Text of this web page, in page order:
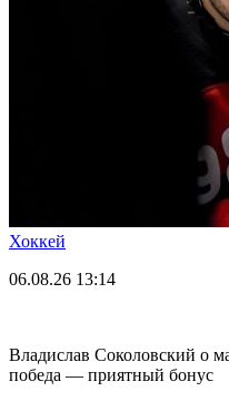
Хоккей
06.08.26 13:14
Владислав Соколовский о
победа — приятный бонус